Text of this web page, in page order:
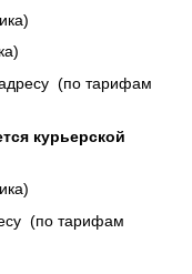
(по тарифам
курьерской
(по тарифам